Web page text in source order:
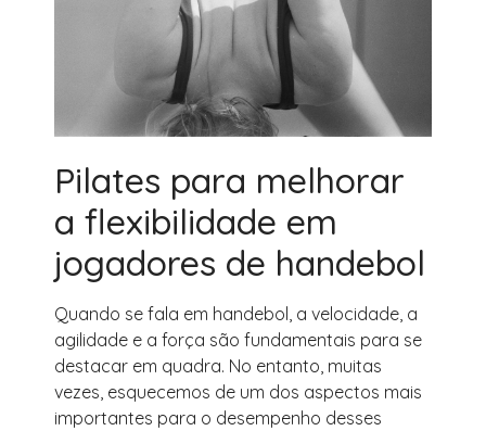
Pilates para melhorar
a flexibilidade em
jogadores de handebol
Quando se fala em handebol, a velocidade, a
agilidade e a força são fundamentais para se
destacar em quadra. No entanto, muitas
vezes, esquecemos de um dos aspectos mais
importantes para o desempenho desses